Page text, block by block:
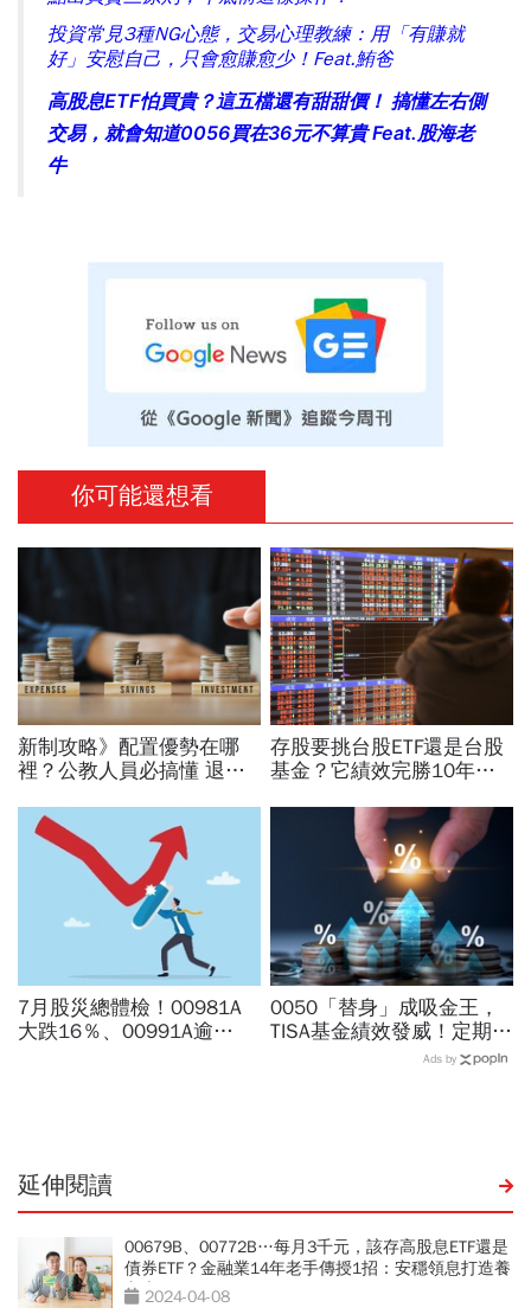
投資常見3種NG心態，交易心理教練：用「有賺就
好」安慰自己，只會愈賺愈少！Feat.鮪爸
高股息ETF怕買貴？這五檔還有甜甜價！ 搞懂左右側
交易，就會知道0056買在36元不算貴 Feat.股海老
牛
你可能還想看
新制攻略》配置優勢在哪
裡？公教人員必搞懂 退撫
門道
存股要挑台股ETF還是台股
基金？它績效完勝10年零
7月股災總體檢！00981A
大跌16％、00991A逾
0050「替身」成吸金王，
TISA基金績效發威！定期定
額半年最高賺78%，今年報
Ads by
延伸閱讀
00679B、00772B…每月3千元，該存高股息ETF還是
債券ETF？金融業14年老手傳授1招：安穩領息打造養
老本2024-04-08